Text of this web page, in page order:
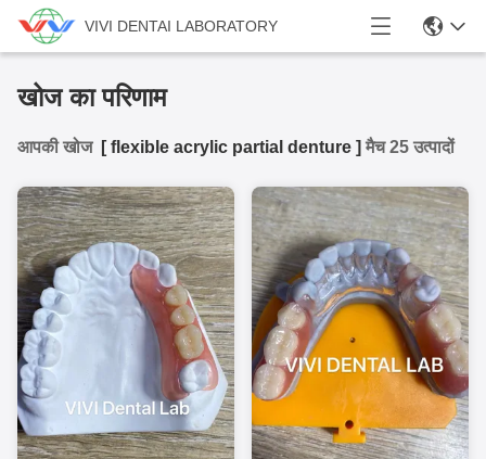
VIVI DENTAI LABORATORY
खोज का परिणाम
आपकी खोज [flexible acrylic partial denture ] मैच 25 उत्पादों